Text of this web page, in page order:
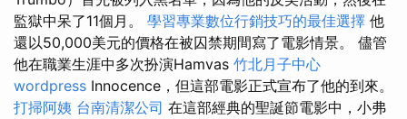
監獄中呆了11個月。 學習專業數位行銷技巧的最佳選擇 他
還以50,000美元的價格在被囚禁期間寫了電影情景。 儘管
他在職業生涯中多次扮演Hamvas 竹北月子中心
wordpress Innocence，但這部電影正式宣布了他的到來。
打掃阿姨 台南清潔公司 在這部經典的聖誕節電影中，小弗